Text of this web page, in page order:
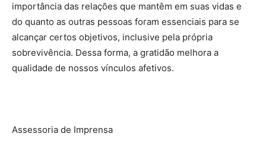
importância das relações que mantêm em suas vidas e
do quanto as outras pessoas foram essenciais para se
alcançar certos objetivos, inclusive pela própria
sobrevivência. Dessa forma, a gratidão melhora a
qualidade de nossos vínculos afetivos.
Assessoria de Imprensa